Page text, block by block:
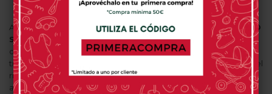
Además, elColchón Ecus Care añade un
Tejido Superior 3D
Supersoft muy transpirable y suave para conseguir un sueño y
descanso plancenteros. Proporciona también una
transpirabilidad mediante
que reduce el
riesgo de asfixia y posibilita fluir el aire libremente. Cuenta
además con un
Método Antibacterias y Antiácarospara